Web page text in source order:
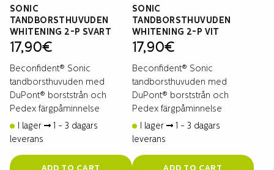
SONIC
TANDBORSTHUVUDEN
WHITENING 2-P SVART
17,90€
Beconfident® Sonic
tandborsthuvuden med
DuPont® borststrån och
Pedex färgpåminnelse
I lager
1 - 3 dagars
leverans
ADD TO CART
SONIC
TANDBORSTHUVUDEN
WHITENING 2-P VIT
17,90€
Beconfident® Sonic
tandborsthuvuden med
DuPont® borststrån och
Pedex färgpåminnelse
I lager
1 - 3 dagars
leverans
ADD TO CART